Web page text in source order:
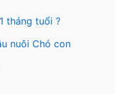
tháng tuổi ?
nuôi Chó con